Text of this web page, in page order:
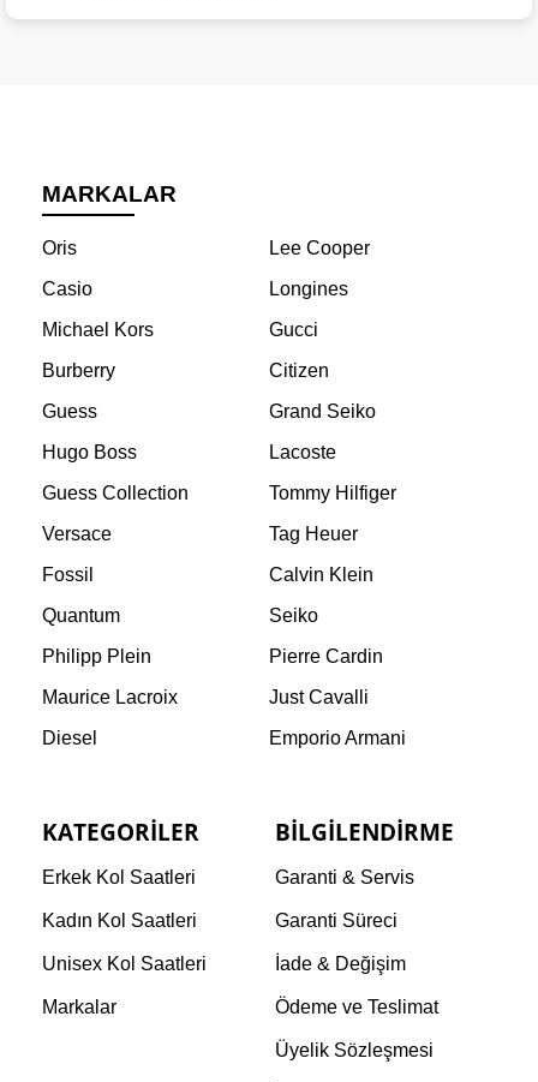
MARKALAR
Oris
Lee Cooper
Casio
Longines
Michael Kors
Gucci
Burberry
Citizen
Guess
Grand Seiko
Hugo Boss
Lacoste
Guess Collection
Tommy Hilfiger
Versace
Tag Heuer
Fossil
Calvin Klein
Quantum
Seiko
Philipp Plein
Pierre Cardin
Maurice Lacroix
Just Cavalli
Diesel
Emporio Armani
KATEGORILER
Erkek Kol Saatleri
Kadın Kol Saatleri
Unisex Kol Saatleri
Markalar
BILGILENDIRME
Garanti & Servis
Garanti Süreci
İade & Değişim
Ödeme ve Teslimat
Üyelik Sözleşmesi